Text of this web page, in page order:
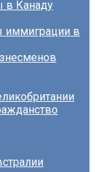
в Канаду
иммиграции в